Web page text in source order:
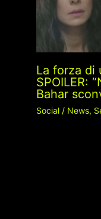
La forza di
SPOILER:
Bahar
Social/ News,